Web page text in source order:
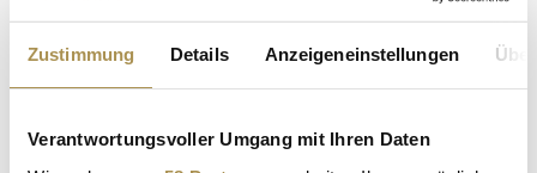
Zustimmung Details Anzeigeneinstellungen
Verantwortungsvoller Umgang mit Ihren Daten
politische Diskussionen und Boykottforderungen ausgelöst
2026